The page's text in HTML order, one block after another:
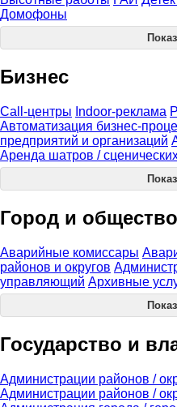
Домофоны
Бизнес
Call-центры Indoor-реклама
Автоматизация бизнес-
предприятий и организаций
Аренда шатров /
Город и общество
Аварийные комиссары
районов и округов
управляющий Архивные
Государство и
Администрации районов /
Администрации районов /